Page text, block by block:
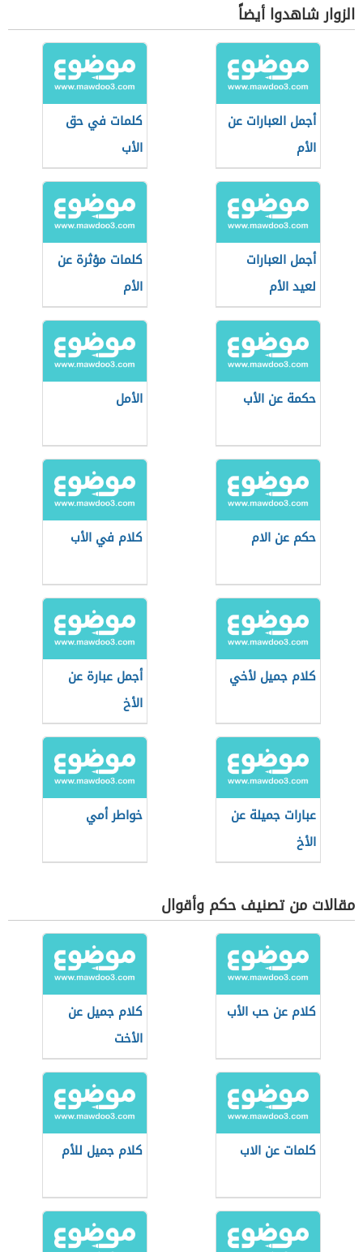
الزوار شاهدوا أيضاً
أجمل العبارات عن
الأم
كلمات في حق
الأب
أجمل العبارات
لعيد الأم
كلمات مؤثرة عن
الأم
حكمة عن الأب الأمل
حكم عن الام كلام في الأب
كلام جميل لأخي
أجمل عبارة عن
الأخ
عبارات جميلة عن
الأخ
خواطر أمي
مقالات من تصنيف حكم وأقوال
كلام عن حب الأب
كلام جميل عن
الأخت
كلمات عن الاب كلام جميل للأم